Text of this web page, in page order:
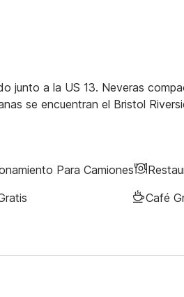
junto a la US 13. Neveras
se encuentran el Bristol
Para Camiones
Café